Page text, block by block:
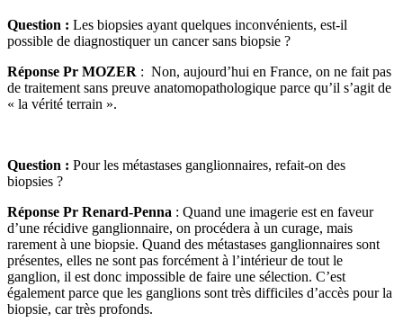
Question : Les biopsies ayant quelques inconvénients, est-il
possible de diagnostiquer un cancer sans biopsie ?
Réponse Pr MOZER : Non, aujourd’hui en France, on ne fait pas
de traitement sans preuve anatomopathologique parce qu’il s’agit de
« la vérité terrain ».
Question : Pour les métastases ganglionnaires, refait-on des
biopsies ?
Réponse Pr Renard-Penna : Quand une imagerie est en faveur
d’une récidive ganglionnaire, on procédera à un curage, mais
rarement à une biopsie. Quand des métastases ganglionnaires sont
présentes, elles ne sont pas forcément à l’intérieur de tout le
ganglion, il est donc impossible de faire une sélection. C’est
également parce que les ganglions sont très difficiles d’accès pour la
biopsie, car très profonds.